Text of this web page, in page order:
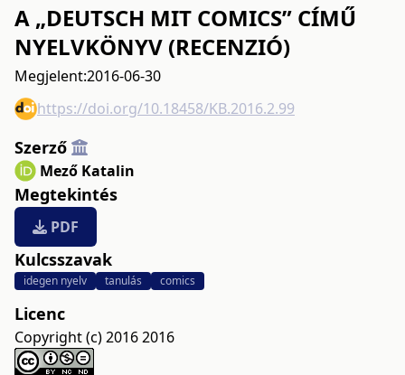
A „DEUTSCH MIT COMICS” CÍMŰ
NYELVKÖNYV (RECENZIÓ)
Megjelent:2016-06-30
https://doi.org/10.18458/KB.2016.2.99
Szerző
Mező Katalin
Megtekintés
PDF
Kulcsszavak
idegen nyelv tanulás comics
Licenc
Copyright (c) 2016 2016